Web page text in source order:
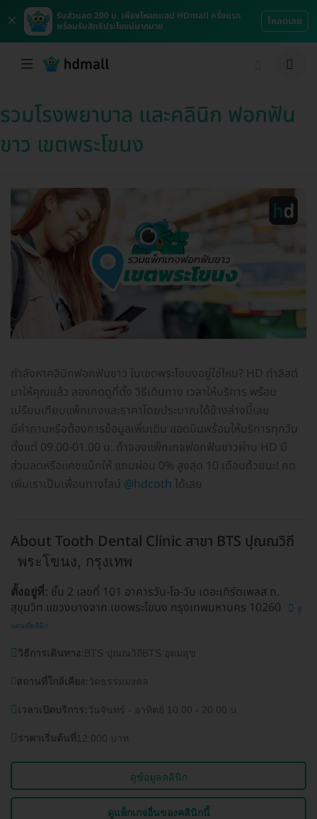
×
รับส่วนลด 200 บ. เพียงโหลดแอป HDmall ครั้งแรก
พร้อมรับสิทธิประโยชน์มากมาย
โหลดเลย
รวมโรงพยาบาล และคลินิก ฟอกฟัน
ขาว เขตพระโขนง
กำลังหาคลินิกฟอกฟันขาว ในเขตพระโขนงอยู่ใช่ไหม? HD ทำลิสต์
มาให้คุณแล้ว ลองกดดูที่ตั้ง วิธีเดินทาง เวลาให้บริการ พร้อม
เปรียบเทียบแพ็กเกจและราคาโดยประมาณได้ข้างล่างนี้เลย
มีคำถามหรือต้องการข้อมูลเพิ่มเติม แอดมินพร้อมให้บริการทุกวัน
ตั้งแต่ 09.00-01.00 น. ถ้าจองแพ็กเกจฟอกฟันขาวผ่าน HD มี
ส่วนลดหรือแคชแบ็กให้ แถมผ่อน 0% สูงสุด 10 เดือนด้วยนะ! กด
เพิ่มเราเป็นเพื่อนทางไลน์ @hdcoth ได้เลย
About Tooth Dental Clinic สาขา BTS ปุณณวิถี
พระโขนง, กรุงเทพ
ตั้งอยู่ที่: ชั้น 2 เลขที่ 101 อาคารวัน-โอ-วัน เดอะเทิร์ดเพลส ถ.
สุขุมวิท แขวงบางจาก เขตพระโขนง กรุงเทพมหานคร 10260
ดู
แผนที่คลินิก
วิธีการเดินทาง: BTS ปุณณวิถีBTS อุดมสุข
สถานที่ใกล้เคียง: วัดธรรมมงคล
เวลาเปิดบริการ: วันจันทร์ - อาทิตย์ 10.00 - 20.00 น.
ราคาเริ่มต้นที่ 12,000 บาท
ดูข้อมูลคลินิก
ดูแพ็กเกจอื่นของคลินิกนี้